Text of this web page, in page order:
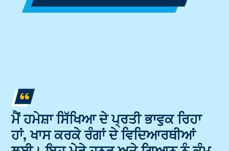
ਮੈਂ ਹਮੇਸ਼ਾ ਸਿੱਖਿਆ ਦੇ ਪ੍ਰਤੀ ਭਾਵੁਕ ਰਿਹਾ
ਹਾਂ, ਖਾਸ ਕਰਕੇ ਰੰਗਾਂ ਦੇ ਵਿਦਿਆਰਥੀਆਂ